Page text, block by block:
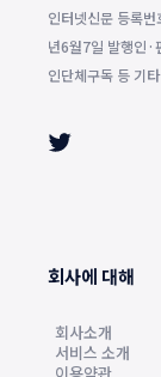
인터넷신문 등록
년6월7일 발행인·
인단체구독 등
회사에 대해
회사소개
서비스 소개